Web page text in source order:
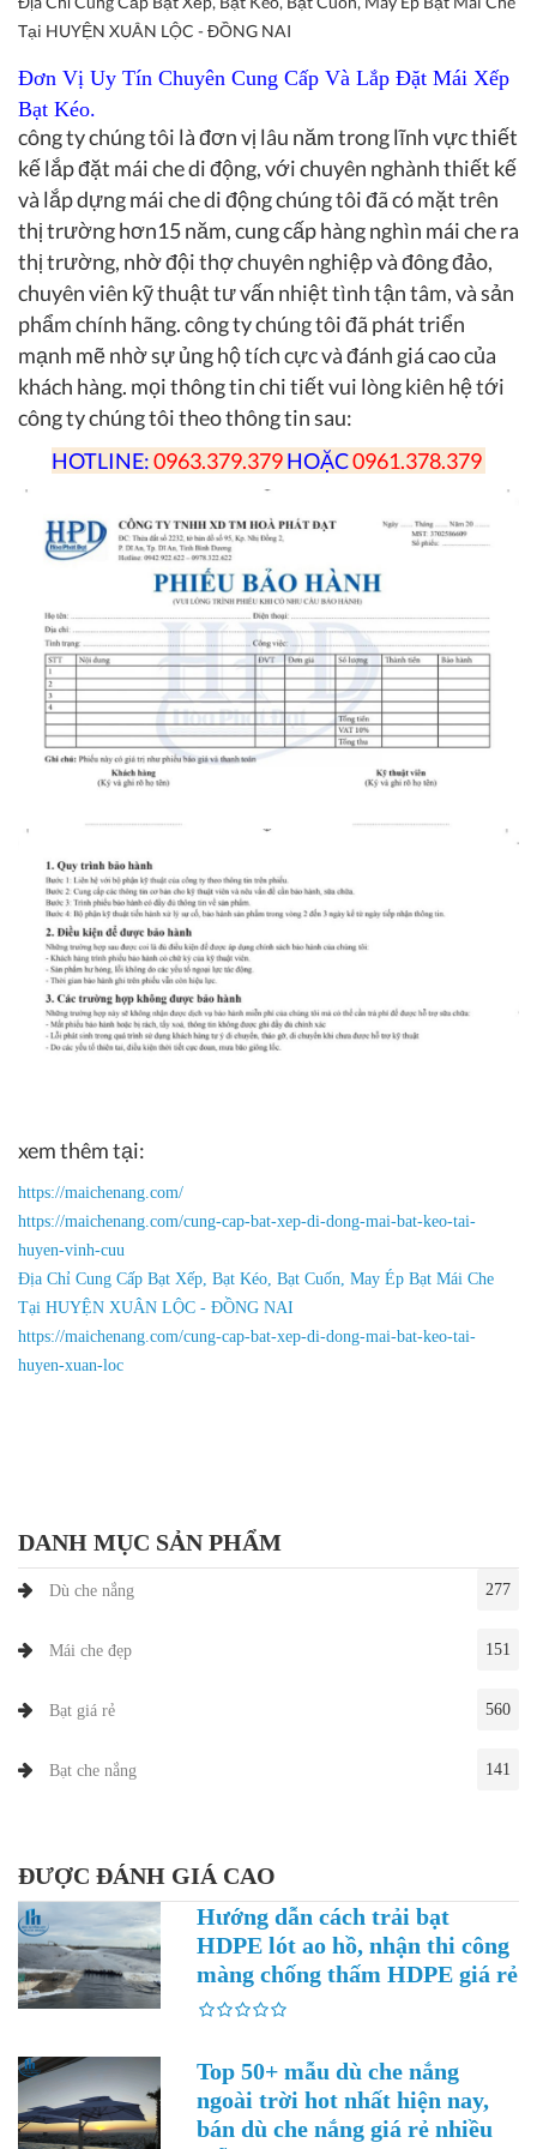
Tại HUYỆN XUÂN LỘC - ĐỒNG NAI
Đơn Vị Uy Tín Chuyên Cung Cấp Và Lắp Đặt Mái Xếp
Bạt Kéo.
công ty chúng tôi là đơn vị lâu năm trong lĩnh vực thiết
kế lắp đặt mái che di động, với chuyên nghành thiết kế
và lắp dựng mái che di động chúng tôi đã có mặt trên
thị trường hơn15 năm, cung cấp hàng nghìn mái che ra
thị trường, nhờ đội thợ chuyên nghiệp và đông đảo,
chuyên viên kỹ thuật tư vấn nhiệt tình tận tâm, và sản
phẩm chính hãng. công ty chúng tôi đã phát triển
mạnh mẽ nhờ sự ủng hộ tích cực và đánh giá cao của
khách hàng. mọi thông tin chi tiết vui lòng kiên hệ tới
công ty chúng tôi theo thông tin sau:
HOTLINE:0963.379.379HOẶC0961.378.379
xem thêm tại:
https://maichenang.com/
https://maichenang.com/cung-cap-bat-xep-di-dong-mai-bat-keo-tai-
huyen-vinh-cuu
Địa Chỉ Cung Cấp Bạt Xếp, Bạt Kéo, Bạt Cuốn, May Ép Bạt Mái Che
Tại HUYỆN XUÂN LỘC - ĐỒNG NAI
https://maichenang.com/cung-cap-bat-xep-di-dong-mai-bat-keo-tai-
huyen-xuan-loc
DANH MỤC SẢN PHẨM
Dù che nắng 277
Mái che đẹp 151
Bạt giá rẻ 560
Bạt che nắng 141
ĐƯỢC ĐÁNH GIÁ CAO
Hướng dẫn cách trải bạt
HDPE lót ao hồ, nhận thi công
màng chống thấm HDPE giá rẻ
Top 50+ mẫu dù che nắng
ngoài trời hot nhất hiện nay,
bán dù che nắng giá rẻ nhiều